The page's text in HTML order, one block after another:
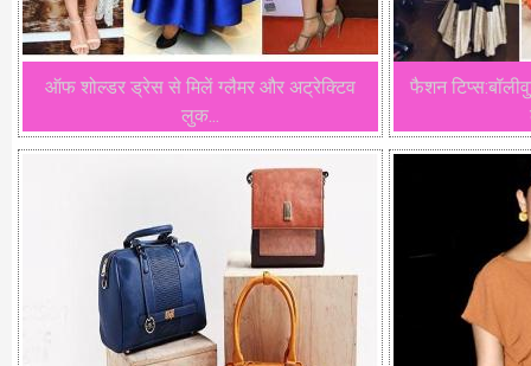
ऑफ शोल्डर ड्रेस से मिलें ग्लैमर और अट्रेक्टिव
लुक...
फैशन